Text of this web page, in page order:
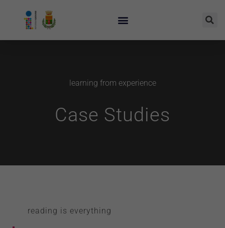
learning from experience
Case Studies
reading is everything